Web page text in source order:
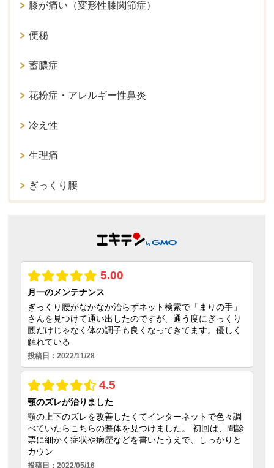
膝が痛い（変形性膝関節症）
便秘
蓄膿症
花粉症・アレルギー性鼻炎
冷え性
生理痛
ぎっくり腰